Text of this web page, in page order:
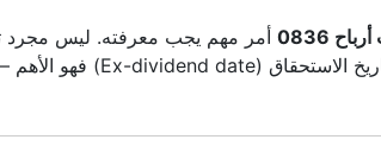
0836
أمر مهم يجب معرفته. ليس مجرد